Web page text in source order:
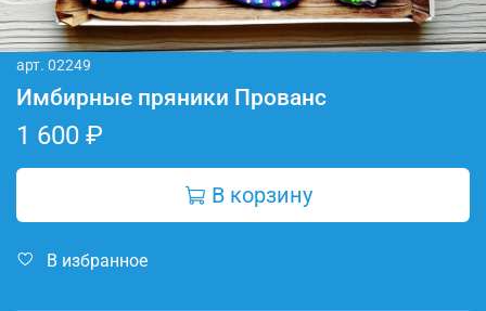
арт. 02249
Имбирные пряники Прованс
1 600 ₽
В корзину
В избранное